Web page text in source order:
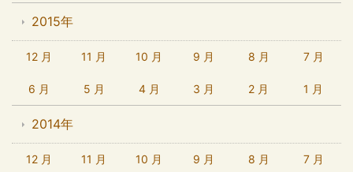
2015年
12 月 11 月 10 月 9 月 8 月 7 月
6 月 5 月 4 月 3 月 2 月 1 月
2014年
12 月 11 月 10 月 9 月 8 月 7 月